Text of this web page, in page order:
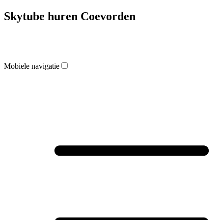
Skytube huren Coevorden
Mobiele navigatie